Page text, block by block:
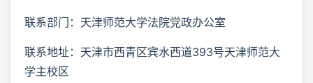
联系部门：天津师范大学法院党政办公室
联系地址：天津市西青区宾水西道393号天津师范大
学主校区